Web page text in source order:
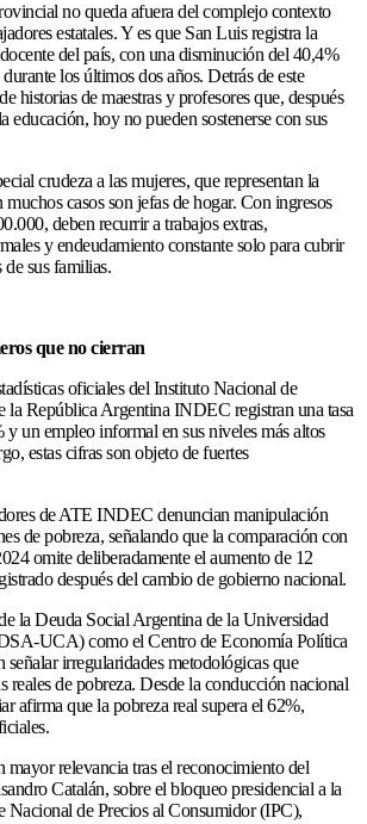
no queda afuera del complejo contexto
estatales. Y es que San Luis registra la
del país, con una disminución del 40,4%
los últimos dos años. Detrás de este
historias de maestras y profesores que, después
educación, hoy no pueden sostenerse con sus
crudeza a las mujeres, que representan la
casos son jefas de hogar. Con ingresos
deben recurrir a trabajos extras,
y endeudamiento constante solo para cubrir
de sus familias.
que no cierran
oficiales del Instituto Nacional de
la República Argentina INDEC registran una tasa
y un empleo informal en sus niveles más altos
estas cifras son objeto de fuertes
de ATE INDEC denuncian manipulación
de pobreza, señalando que la comparación con
omite deliberadamente el aumento de 12
después del cambio de gobierno nacional.
la Deuda Social Argentina de la Universidad
UCA)como el Centro de Economía Política
irregularidades metodológicas que
reales de pobreza. Desde la conducción nacional
afirma que la pobreza real supera el 62%,
mayor relevancia tras el reconocimiento del
Catalán, sobre el bloqueo presidencial a la
Nacional de Precios al Consumidor (IPC),